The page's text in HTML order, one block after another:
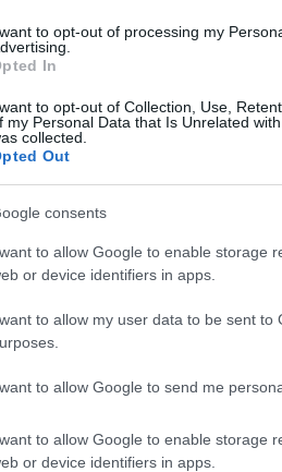
to opt-out of processing my
In
to opt-out of Collection, Use,
my Personal Data that Is Unrelated
collected.
Out
consents
to allow Google to enable storage
or device identifiers in apps.
to allow my user data to be sent to
to allow Google to send me
to allow Google to enable storage
or device identifiers in apps.
nés a annoncé son intention